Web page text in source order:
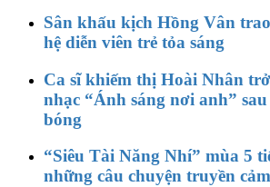
Sân khấu kịch Hồng Vân
hệ diễn viên trẻ tỏa sáng
Ca sĩ khiếm thị Hoài Nhân
nhạc “Ánh sáng nơi anh”
bóng
“Siêu Tài Năng Nhí” mùa 5
những câu chuyện truyền